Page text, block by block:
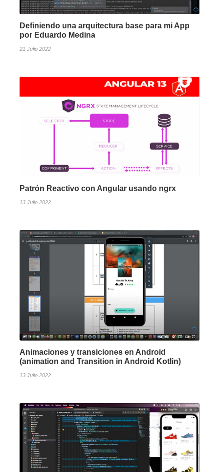
Definiendo una arquitectura base para mi App
por Eduardo Medina
21 Julio 2022
Patrón Reactivo con Angular usando ngrx
13 Julio 2022
Animaciones y transiciones en Android
(animation and Transition in Android Kotlin)
13 Julio 2022